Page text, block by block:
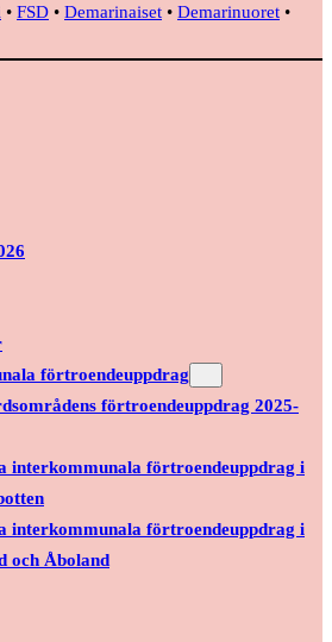
• FSD • Demarinaiset • Demarinuoret •
förtroendeuppdrag
förtroendeuppdrag 2025-
interkommunala förtroendeuppdrag i
interkommunala förtroendeuppdrag i
och Åboland